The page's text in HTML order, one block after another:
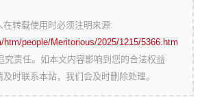
转载使用时必须注明来源:
htm/people/Meritorious/2025/1215/5366.htm
究责任。如本文内容影响到您的合法权益
及时联系本站，我们会及时删除处理。